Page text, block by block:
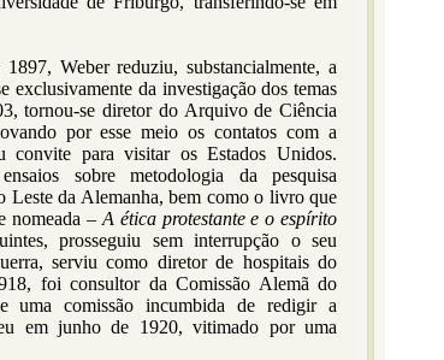
Weber reduziu, substancialmente, a
exclusivamente da investigação dos temas
tornou-se diretor do Arquivo de Ciência
por esse meio os contatos com a
convite para visitar os Estados Unidos.
sobre metodologia da pesquisa
Leste da Alemanha, bem como o livro que
nomeada – A ética protestante e o espírito
prosseguiu sem interrupção o seu
serviu como diretor de hospitais do
foi consultor da Comissão Alemã do
uma comissão incumbida de redigir a
em junho de 1920, vitimado por uma